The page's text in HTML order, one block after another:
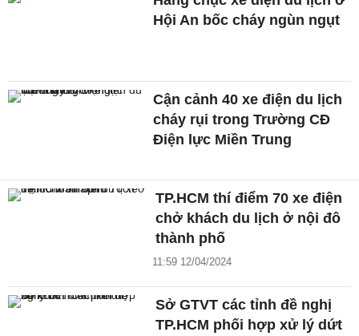
Hội An bốc cháy ngùn ngụt
Cận cảnh 40 xe điện du lịch
cháy rụi trong Trường CĐ
Điện lực Miền Trung
TP.HCM thí điểm 70 xe điện
chở khách du lịch ở nội đô
thành phố
11:59 12/04/2024
Sở GTVT các tỉnh đề nghị
TP.HCM phối hợp xử lý dứt